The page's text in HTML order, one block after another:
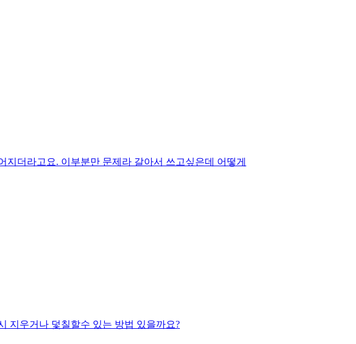
더라고요. 이부분만 문제라 갈아서 쓰고싶은데 어떻게
지우거나 덫칠할수 있는 방법 있을까요?